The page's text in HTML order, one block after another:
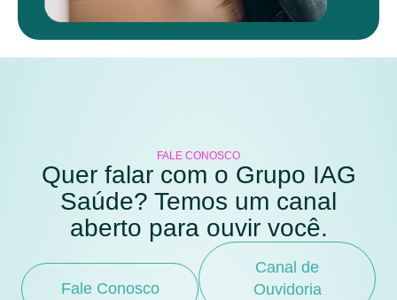
FALE CONOSCO
Quer falar com o Grupo IAG
Saúde? Temos um canal
aberto para ouvir você.
Fale Conosco
Canal de
Ouvidoria